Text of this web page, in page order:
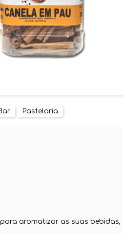
Pastelaria
aromatizar as suas